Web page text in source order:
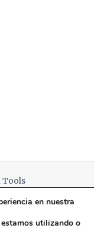
Tools
en nuestra
utilizando o